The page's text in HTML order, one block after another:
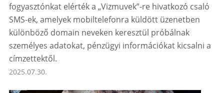
fogyasztónkat elérték a „Vizmuvek”-re hivatkozó csaló
SMS-ek, amelyek mobiltelefonra küldött üzenetben
különböző domain neveken keresztül próbálnak
személyes adatokat, pénzügyi információkat kicsalni a
címzettektől.
2025.07.30.